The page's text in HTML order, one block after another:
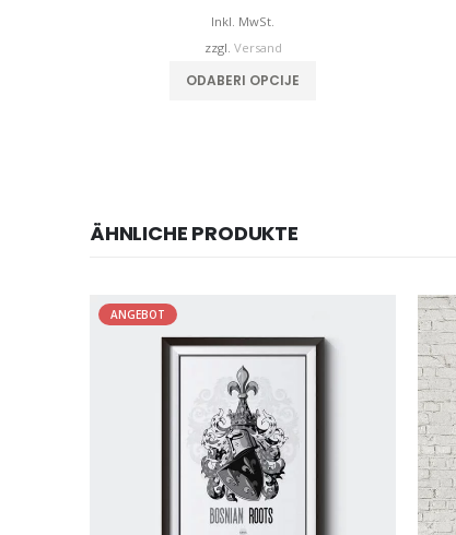
Inkl. MwSt.
zzgl. Versand
ODABERI OPCIJE
ÄHNLICHE PRODUKTE
ANGEBOT